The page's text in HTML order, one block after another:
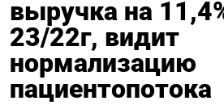
выручка на
23/22г, видит
нормализацию
пациентопотока